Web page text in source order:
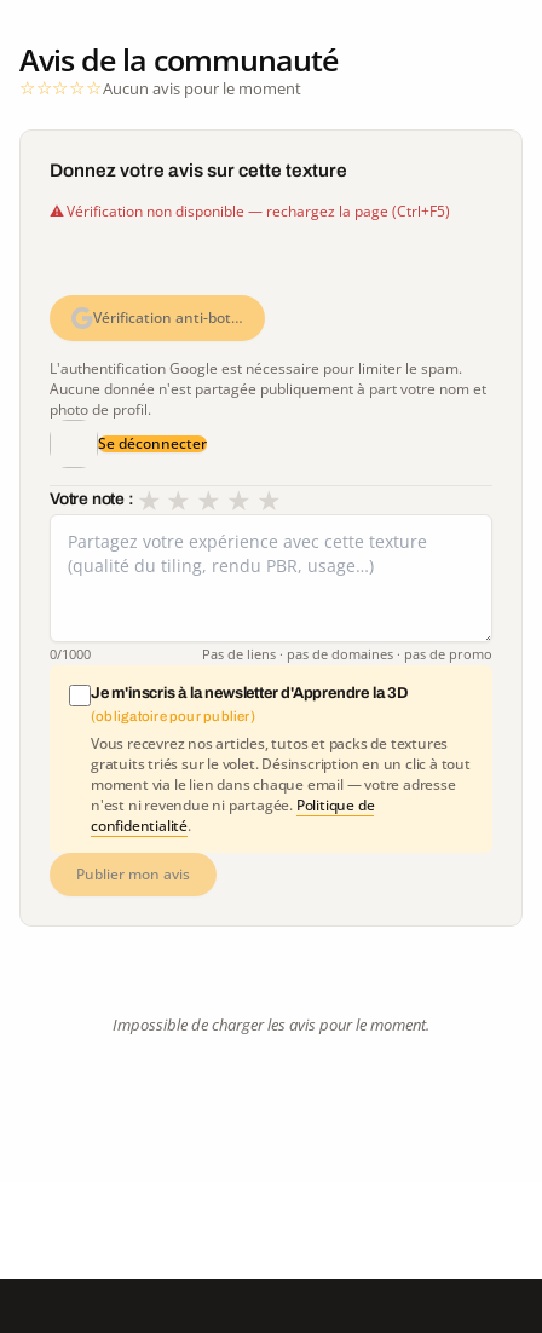
Avis de la communauté
Aucun avis pour le moment
Donnez votre avis sur cette texture
Vérification non disponible — rechargez la page (Ctrl+F5)
Vérification anti-bot…
L'authentification Google est nécessaire pour limiter le spam.
Aucune donnée n'est partagée publiquement à part votre nom et
photo de profil.
Se déconnecter
Votre note : ★
★
★
★
★
0/1000 Pas de liens · pas de domaines · pas de promo
Je m'inscris à la newsletter d'Apprendre la 3D
(obligatoire pour publier)
Vous recevrez nos articles, tutos et packs de textures
gratuits triés sur le volet. Désinscription en un clic à tout
moment via le lien dans chaque email — votre adresse
n'est ni revendue ni partagée. Politique de
confidentialité.
Publier mon avis
Impossible de charger les avis pour le moment.